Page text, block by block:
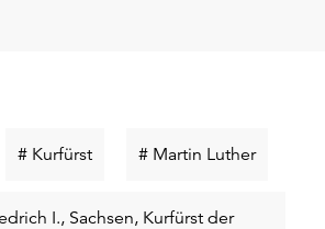
# KurfürstSchlüsselwort
# Martin Luther
I., Sachsen, Kurfürst der